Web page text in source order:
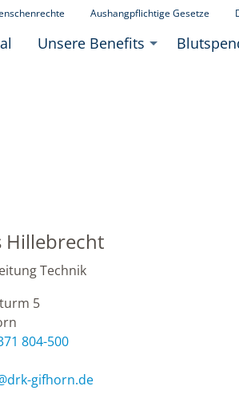
Aushangpflichtige Gesetze
Unsere Benefits
Hillebrecht
Technik
5
804-500
drk-gifhorn.de